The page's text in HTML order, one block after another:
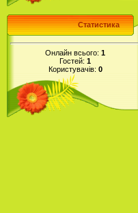
Статистика
Онлайн всього: 1
Гостей: 1
Користувачів: 0